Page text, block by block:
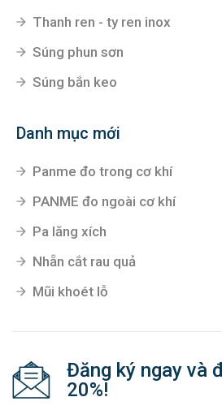
Thanh ren - ty ren inox
Súng phun sơn
Súng bắn keo
Danh mục mới
Panme đo trong cơ khí
PANME đo ngoài cơ khí
Pa lăng xích
Nhẵn cắt rau quả
Mũi khoét lỗ
Đăng ký ngay và
20%!